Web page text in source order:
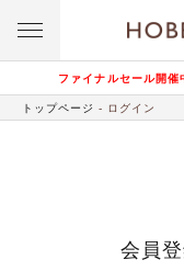
ファイナルセール開催
トップページ ログイン
会員